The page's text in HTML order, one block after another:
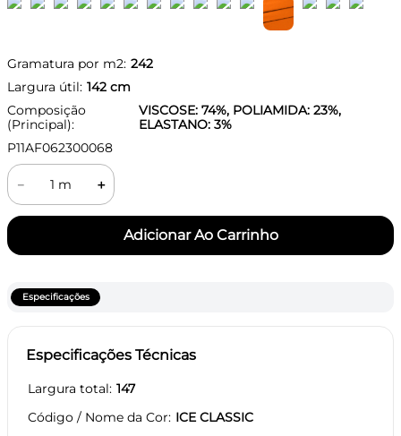
Gramatura por m2: 242
Largura útil: 142 cm
Composição
(Principal):
VISCOSE: 74%, POLIAMIDA: 23%,
ELASTANO: 3%
P11AF062300068
＋
－
Especificações
Especificações Técnicas
Largura total 147
Código / Nome da Cor ICE CLASSIC